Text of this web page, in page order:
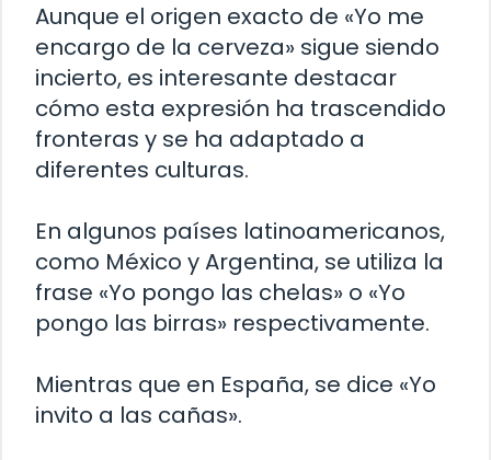
Aunque el origen exacto de «Yo me
encargo de la cerveza» sigue siendo
incierto, es interesante destacar
cómo esta expresión ha trascendido
fronteras y se ha adaptado a
diferentes culturas.
En algunos países latinoamericanos,
como México y Argentina, se utiliza la
frase «Yo pongo las chelas» o «Yo
pongo las birras» respectivamente.
Mientras que en España, se dice «Yo
invito a las cañas».